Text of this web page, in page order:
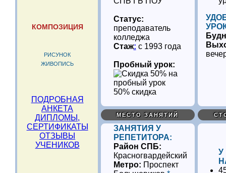
КОМПОЗИЦИЯ
РИСУНОК
ЖИВОПИСЬ
ПОДРОБНАЯ
АНКЕТА
ДИПЛОМЫ,
СЕРТИФИКАТЫ
ОТЗЫВЫ
УЧЕНИКОВ
Статус:
преподаватель
колледжа
Стаж: с 1993 года
Пробный урок:
50% скидка
МЕСТО ЗАНЯТИЙ
ЗАНЯТИЯ У
РЕПЕТИТОРА:
Район СПБ:
Красногвардейский
Метро: Проспект
У